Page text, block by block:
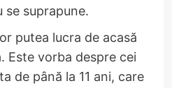
se suprapune.
putea lucra de acasă
Este vorba despre cei
de până la 11 ani, care